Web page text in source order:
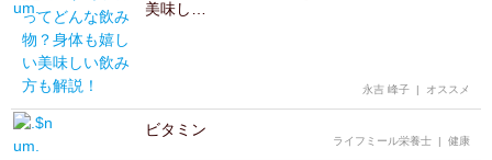
美味し…
永吉 峰子 | オススメ
ビタミン
ライフミール栄養士 | 健康